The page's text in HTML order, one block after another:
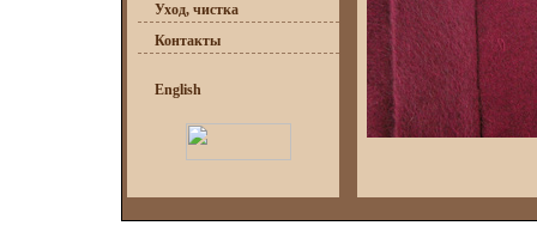
Уход, чистка
Контакты
English